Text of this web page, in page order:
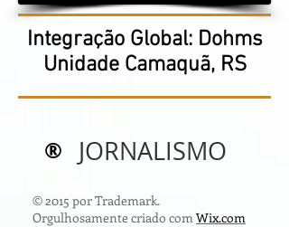
Integração Global: Dohms
Unidade Camaquã, RS
® JORNALISMO
© 2015 por Trademark.
Orgulhosamente criado comWix.com